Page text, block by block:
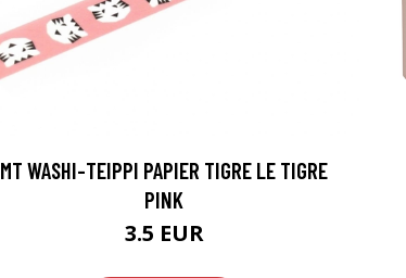
MT WASHI-TEIPPI PAPIER TIGRE LE TIGRE
PINK
3.5 EUR